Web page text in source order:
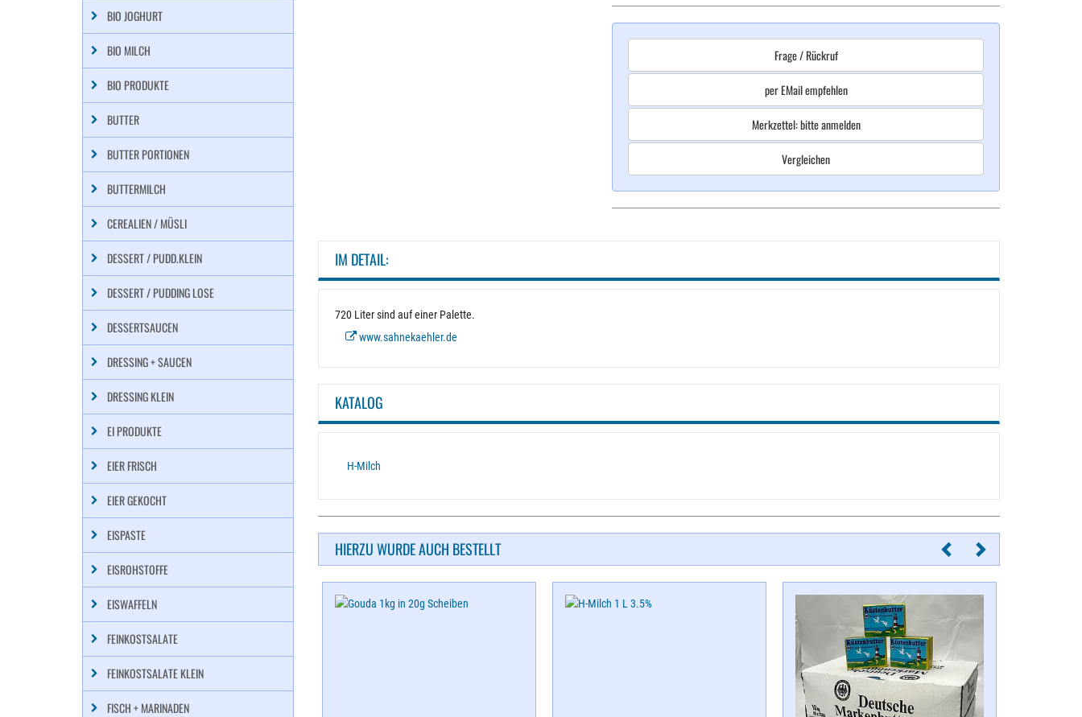
Frage / Rückruf
per EMail empfehlen
Merkzettel: bitte anmelden
Vergleichen
IM DETAIL:
720 Liter sind auf einer Palette.
www.sahnekaehler.de
KATALOG
H-Milch
HIERZU WURDE AUCH BESTELLT
BIO JOGHURT
BIO MILCH
BIO PRODUKTE
BUTTER
BUTTER PORTIONEN
BUTTERMILCH
CEREALIEN / MÜSLI
DESSERT / PUDD.KLEIN
DESSERT / PUDDING LOSE
DESSERTSAUCEN
DRESSING + SAUCEN
DRESSING KLEIN
EI PRODUKTE
EIER FRISCH
EIER GEKOCHT
EISPASTE
EISROHSTOFFE
EISWAFFELN
FEINKOSTSALATE
FEINKOSTSALATE KLEIN
FISCH + MARINADEN